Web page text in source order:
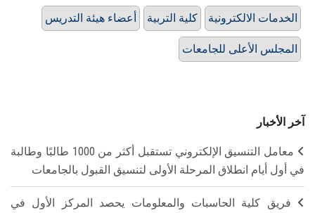
أعضاء هيئة التدريس كلية التربية الخدمات الالكترونية
المجلس الأعلى للجامعات
آخر الأخبار
معامل التنسيق الإلكتروني تستقبل أكثر من 1000 طالبًا وطالبة
في أول أيام انطلاق المرحلة الأولى لتنسيق القبول بالجامعات
فريق كلية الحاسبات والمعلومات يحصد المركز الأول في